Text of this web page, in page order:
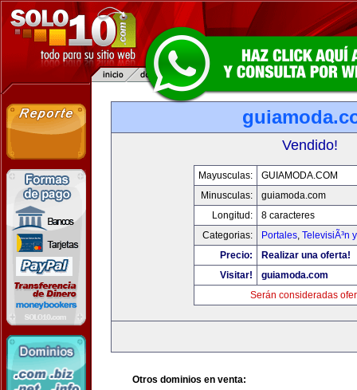
Vendido!
Mayusculas:
GUIAMODA.COM
Minusculas:
guiamoda.com
Longitud:
8 caracteres
Categorias:
Portales, TelevisiÃ³n
Precio:
Realizar una oferta!
Visitar!
guiamoda.com
Serán consideradas
Otros dominios en venta: